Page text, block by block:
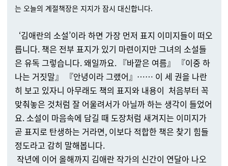
는 오늘의 계절책장은 지지가 잠시 대신합니다.
‘김애란의 소설’이라 하면 가장 먼저 표지 이미지들이 떠오
릅니다. 책은 전부 표지가 있기 마련이지만 그녀의 소설들
은 유독 그렇습니다. 왜일까요. 『바깥은 여름』 『이중 하
나는 거짓말』 『안녕이라 그랬어』…… 이 세 권을 나란
히 보고 있자니 아무래도 책의 표지와 내용이 처음부터 꼭
맞춰놓은 것처럼 잘 어울려서가 아닐까 하는 생각이 들었어
요. 소설이 마음속에 담길 때 도장처럼 새겨지는 이미지가
곧 표지로 탄생하는 거라면, 이보다 적합한 책은 찾기 힘들
정도라고 감히 말해봅니다.
작년에 이어 올해까지 김애란 작가의 신간이 연달아 나오